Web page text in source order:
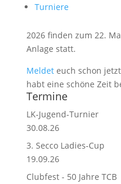
Turniere
2026 finden zum 22.
Anlage statt.
Meldeteuch schon
habt eine schöne Zeit
Termine
LK-Jugend-Turnier
30.08.26
3. Secco Ladies-Cup
19.09.26
Clubfest - 50 Jahre TCB